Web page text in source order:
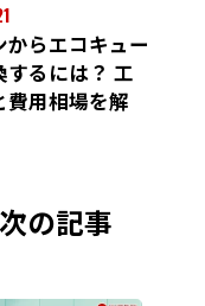
からエコキュー
するには？ 工
費用相場を解
次の記事